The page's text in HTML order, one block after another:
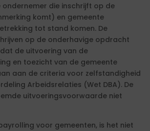
die inschrijft op de
komt) en gemeente
tot stand komen. De
op de onderhavige opdracht
de uitvoering van de
en toezicht van de gemeente
aan de criteria voor zelfstandigheid
Arbeidsrelaties (Wet DBA). De
uitvoeringsvoorwaarde niet
voor gemeenten, is het niet